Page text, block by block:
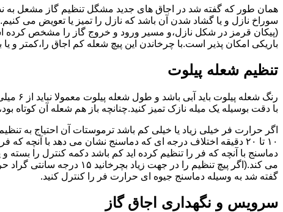
همان طور که گفته شد در اجاق های جدید مشگل تنظیم گاز مشعل به
سوراخ نازل و یا گشاد شدن آن باشد که نازل را تمیز یا تعویض می
(پیکان قرمز در شکل نازل،و مسیر ورود و خروج گاز را مشخص
باریکی امکان پذیر است.با چرخاندن این پیچ شعله کم اجاق را،کمتر
تنظیم شعله پیلوت
رنگ
با دقت بوسیله یک میله نازک تمیز کنید.چنانچه باز هم شعله آن
گفته شد به وسیله دماسنج جیوه ای حرارت فر را کنترل کنید.
سرویس و نگهداری اجاق گاز